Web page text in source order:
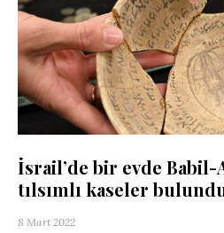
İsrail’de bir evde Babil-
tılsımlı kaseler
8 Mart 2022